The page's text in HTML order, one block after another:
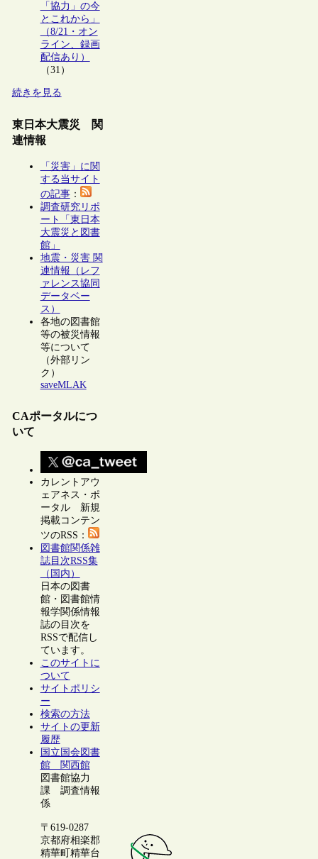
「協力」の今
とこれから」
（8/21・オン
ライン、録画
配信あり）
（31）
続きを見る
東日本大震災 関
連情報
「災害」に関
する当サイト
の記事：
調査研究リポ
ート「東日本
大震災と図書
館」
地震・災害 関
連情報（レフ
ァレンス協同
データベー
ス）
各地の図書館
等の被災情報
等について
（外部リン
ク）
saveMLAK
CAポータルにつ
いて
カレントアウ
ェアネス・ポ
ータル 新規
掲載コンテン
ツのRSS：
図書館関係雑
誌目次RSS集
（国内）
日本の図書
館・図書館情
報学関係情報
誌の目次を
RSSで配信し
ています。
このサイトに
ついて
サイトポリシ
ー
検索の方法
サイトの更新
履歴
国立国会図書
館 関西館
図書館協力
課 調査情報
係
〒619-0287
京都府相楽郡
精華町精華台